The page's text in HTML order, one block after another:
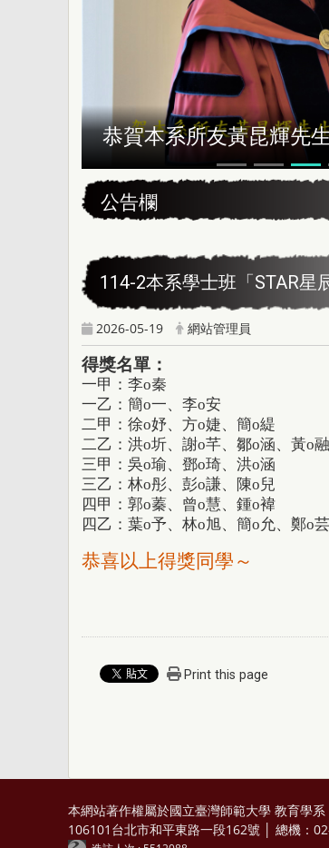
恭賀本系所友黃昆輝先
公告欄
114-2本系學士班「STAR星
2026-05-19 網站管理員
得獎名單：
一甲：李o秦
一乙：簡o一、李o安
二甲：徐o妤、方o婕、簡o緹
二乙：洪o圻、謝o芊、鄒o涵、黃o融
三甲：吳o瑜、鄧o琦、洪o涵
三乙：林o彤、彭o謙、陳o兒
四甲：郭o蓁、曾o慧、鍾o褘
四乙：葉o予、林o旭、簡o允、鄭o芸
恭喜以上得獎同學～
Print this page
本網站著作權屬於國立臺灣師範大學 教育學系
106101台北市和平東路一段162號 │ 總機：